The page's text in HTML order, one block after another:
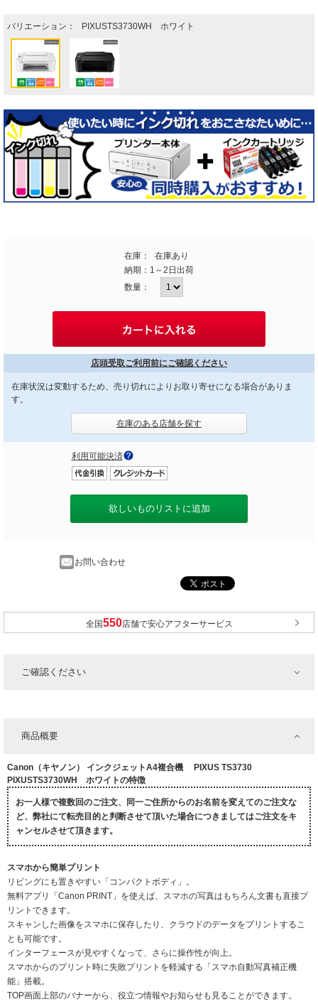
バリエーション： PIXUSTS3730WH ホワイト
在庫：
在庫あり
納期： 1～2日出荷
数量：
店頭受取ご利用前にご確認ください
在庫状況は変動するため、売り切れによりお取り寄せになる場合がありま
す。
在庫のある店舗を探す
利用可能決済
欲しいものリストに追加
お問い合わせ
全国 店舗で安心アフターサービス
ご確認ください
商品概要
Canon（キヤノン） インクジェットA4複合機 PIXUS TS3730
PIXUSTS3730WH ホワイトの特徴
お一人様で複数回のご注文、同一ご住所からのお名前を変えてのご注文な
ど、弊社にて転売目的と判断させて頂いた場合につきましてはご注文をキ
ャンセルさせて頂きます。
スマホから簡単プリント
リビングにも置きやすい「コンパクトボディ」。
無料アプリ「Canon PRINT」を使えば、スマホの写真はもちろん文書も直接プ
リントできます。
スキャンした画像をスマホに保存したり、クラウドのデータをプリントするこ
とも可能です。
インターフェースが見やすくなって、さらに操作性が向上。
スマホからのプリント時に失敗プリントを軽減する「スマホ自動写真補正機
能」搭載。
TOP画面上部のバナーから、役立つ情報やお知らせも見ることができます。